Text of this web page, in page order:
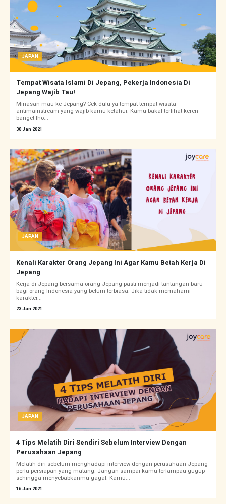
JAPAN
Tempat Wisata Islami Di Jepang, Pekerja Indonesia Di
Jepang Wajib Tau!
Minasan mau ke Jepang? Cek dulu ya tempat-tempat wisata
antimainstream yang wajib kamu ketahui. Kamu bakal terlihat keren
banget lho...
30 Jan 2021
JAPAN
Kenali Karakter Orang Jepang Ini Agar Kamu Betah Kerja Di
Jepang
Kerja di Jepang bersama orang Jepang pasti menjadi tantangan baru
bagi orang Indonesia yang belum terbiasa. Jika tidak memahami
karakter...
23 Jan 2021
JAPAN
4 Tips Melatih Diri Sendiri Sebelum Interview Dengan
Perusahaan Jepang
Melatih diri sebelum menghadapi interview dengan perusahaan Jepang
perlu persiapan yang matang. Jangan sampai kamu terlampau gugup
sehingga menyebabkanmu gagal. Kamu...
16 Jan 2021